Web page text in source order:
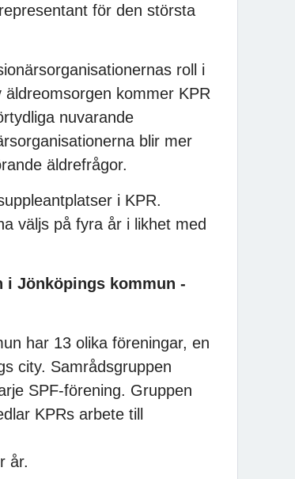
för den största
roll i
kommer KPR
nuvarande
blir mer
äldrefrågor.
i KPR.
väljs på fyra år i likhet med
i Jönköpings kommun -
har 13 olika föreningar, en
city. Samrådsgruppen
SPF-förening. Gruppen
KPRs arbete till
år.